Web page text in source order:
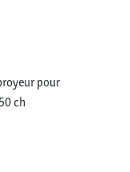
pour
ch